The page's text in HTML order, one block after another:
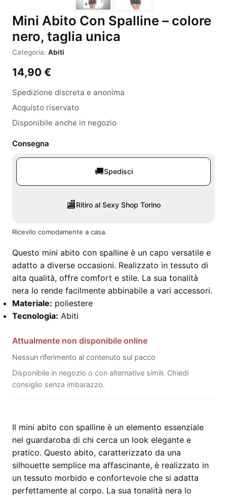
Mini Abito Con Spalline – colore
nero, taglia unica
Categoria: Abiti
14,90 €
Spedizione discreta e anonima
Acquisto riservato
Disponibile anche in negozio
Consegna
🚚Spedisci
🏬Ritiro al Sexy Shop Torino
Ricevilo comodamente a casa.
Questo mini abito con spalline è un capo versatile e
adatto a diverse occasioni. Realizzato in tessuto di
alta qualità, offre comfort e stile. La sua tonalità
nera lo rende facilmente abbinabile a vari accessori.
Materiale: poliestere
Tecnologia: Abiti
Attualmente non disponibile online
Nessun riferimento al contenuto sul pacco
Disponibile in negozio o con alternative simili. Chiedi
consiglio senza imbarazzo.
Il mini abito con spalline è un elemento essenziale
nel guardaroba di chi cerca un look elegante e
pratico. Questo abito, caratterizzato da una
silhouette semplice ma affascinante, è realizzato in
un tessuto morbido e confortevole che si adatta
perfettamente al corpo. La sua tonalità nera lo